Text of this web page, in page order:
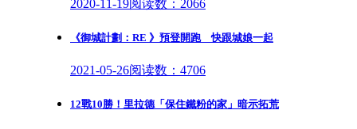
2020-11-19阅读数：2066
《御城計劃：RE 》預登開跑 快跟城娘一起
2021-05-26阅读数：4706
12戰10勝！里拉德「保住鐵粉的家」暗示拓荒